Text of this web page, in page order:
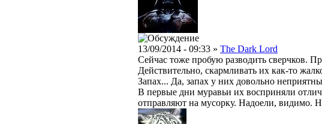
13/09/2014 - 09:33 » The Dark Lord
Сейчас тоже пробую разводить сверчков.
Действительно, скармливать их как-то
Запах... Да, запах у них довольно
В первые дни муравьи их восприняли
отправляют на мусорку. Надоели, видимо.